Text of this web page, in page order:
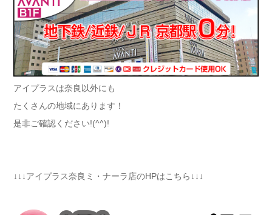
アイプラスは奈良以外にも
たくさんの地域にあります！
是非ご確認ください!(^^)!
↓↓↓アイプラス奈良ミ・ナーラ店のHPはこちら↓↓↓